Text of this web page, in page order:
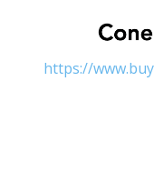
https://